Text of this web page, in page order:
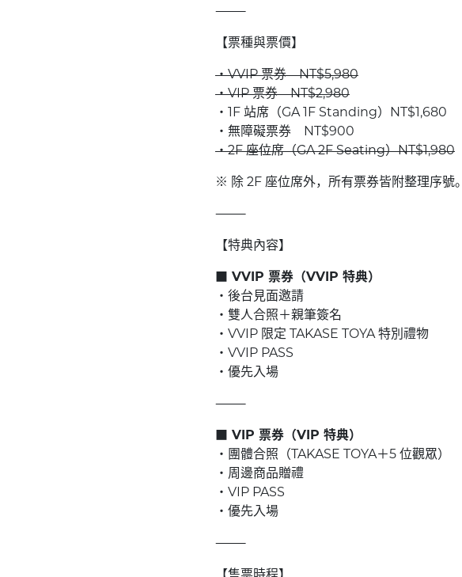
⸻
【票種與票價】
・VVIP 票券 NT$5,980
・VIP 票券 NT$2,980
・1F 站席（GA 1F Standing）NT$1,680
・無障礙票券 NT$900
・2F 座位席（GA 2F Seating）NT$1,980
※ 除 2F 座位席外，所有票券皆附整理序號。
⸻
【特典內容】
■ VVIP 票券（VVIP 特典）
・後台見面邀請
・雙人合照＋親筆簽名
・VVIP 限定 TAKASE TOYA 特別禮物
・VVIP PASS
・優先入場
⸻
■ VIP 票券（VIP 特典）
・團體合照（TAKASE TOYA＋5 位觀眾）
・周邊商品贈禮
・VIP PASS
・優先入場
⸻